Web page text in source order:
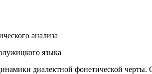
анализа
языка
диалектной фонетической черты.